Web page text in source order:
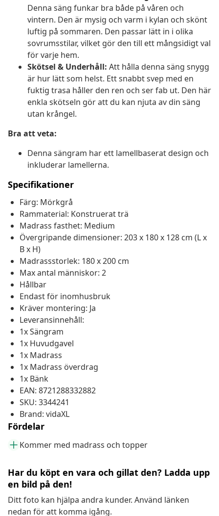
Denna säng funkar bra både på våren och
vintern. Den är mysig och varm i kylan och skönt
luftig på sommaren. Den passar lätt in i olika
sovrumsstilar, vilket gör den till ett mångsidigt val
för varje hem.
Skötsel & Underhåll: Att hålla denna säng snygg
är hur lätt som helst. Ett snabbt svep med en
fuktig trasa håller den ren och ser fab ut. Den här
enkla skötseln gör att du kan njuta av din säng
utan krångel.
Bra att veta:
Denna sängram har ett lamellbaserat design och
inkluderar lamellerna.
Specifikationer
Färg: Mörkgrå
Rammaterial: Konstruerat trä
Madrass fasthet: Medium
Övergripande dimensioner: 203 x 180 x 128 cm (L x
B x H)
Madrassstorlek: 180 x 200 cm
Max antal människor: 2
Hållbar
Endast för inomhusbruk
Kräver montering: Ja
Leveransinnehåll:
1x Sängram
1x Huvudgavel
1x Madrass
1x Madrass överdrag
1x Bänk
EAN: 8721288332882
SKU: 3344241
Brand: vidaXL
Fördelar
Kommer med madrass och topper
Har du köpt en vara och gillat den? Ladda upp
en bild på den!
Ditt foto kan hjälpa andra kunder. Använd länken
nedan för att komma igång.